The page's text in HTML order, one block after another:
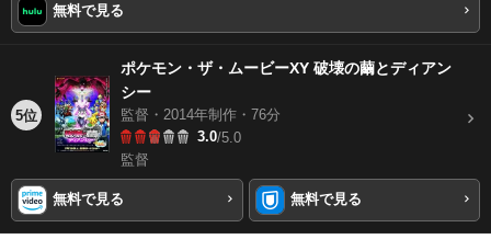
無料で見る
5位
ポケモン・ザ・ムービーXY 破壊の繭とディアン
シー
監督・2014年制作・76分
3.0/5.0
監督
無料で見る 無料で見る